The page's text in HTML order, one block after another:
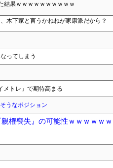
結果ｗｗｗｗｗｗｗｗｗｗ
木下家と言うかねねが家康派だから？
ってしまう
メトレ」で期待高まる
うなポジション
権喪失』の可能性ｗｗｗｗｗｗ